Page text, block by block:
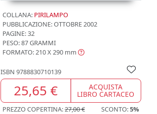
COLLANA: PIRILAMPO
PUBBLICAZIONE:OTTOBRE 2002
PAGINE: 32
PESO: 87 GRAMMI
FORMATO: 210 X 290 mm
ISBN 9788830710139
25,65 € ACQUISTA
LIBRO CARTACEO
PREZZO COPERTINA:27,00 € SCONTO:5%